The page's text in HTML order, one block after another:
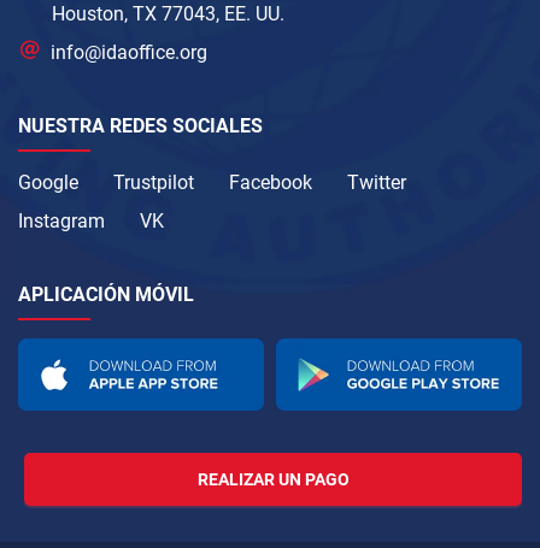
Houston, TX 77043, EE. UU.
info@idaoffice.org
NUESTRA REDES SOCIALES
Google Trustpilot Facebook
Twitter
Instagram
VK
APLICACIÓN MÓVIL
REALIZAR UN PAGO